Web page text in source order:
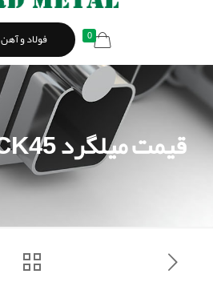
0 فولاد و آهن
قیمت میلگرد CK45